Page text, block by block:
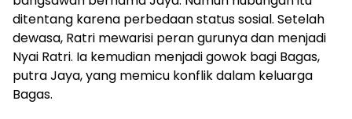
ditentang karena perbedaan status sosial. Setelah
dewasa, Ratri mewarisi peran gurunya dan menjadi
Nyai Ratri. Ia kemudian menjadi gowok bagi Bagas,
putra Jaya, yang memicu konflik dalam keluarga
Bagas.